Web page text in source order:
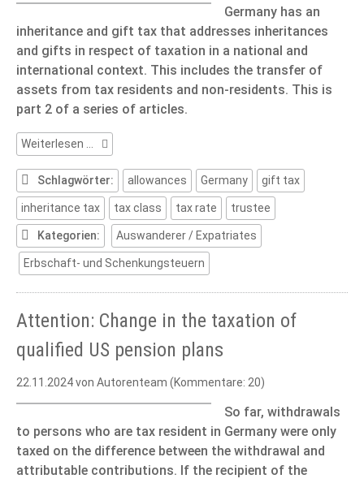
Germany has an
inheritance and gift tax that addresses inheritances
and gifts in respect of taxation in a national and
international context. This includes the transfer of
assets from tax residents and non-residents. This is
part 2 of a series of articles.
Weiterlesen …
German
inheritance
and
gift
tax
(Part
2)
Schlagwörter: allowances Germany gift tax
inheritance tax tax class tax rate trustee
Kategorien: Auswanderer / Expatriates
Erbschaft- und Schenkungsteuern
Attention: Change in the taxation of
qualified US pension plans
22.11.2024von Autorenteam (Kommentare: 20)
So far, withdrawals
to persons who are tax resident in Germany were only
taxed on the difference between the withdrawal and
attributable contributions. If the recipient of the